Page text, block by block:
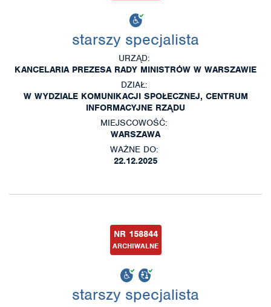
starszy specjalista
URZĄD:
KANCELARIA PREZESA RADY MINISTRÓW W WARSZAWIE
DZIAŁ:
W WYDZIALE KOMUNIKACJI SPOŁECZNEJ, CENTRUM
INFORMACYJNE RZĄDU
MIEJSCOWOŚĆ:
WARSZAWA
WAŻNE DO:
22.12.2025
NR 158844
ARCHIWALNE
starszy specjalista